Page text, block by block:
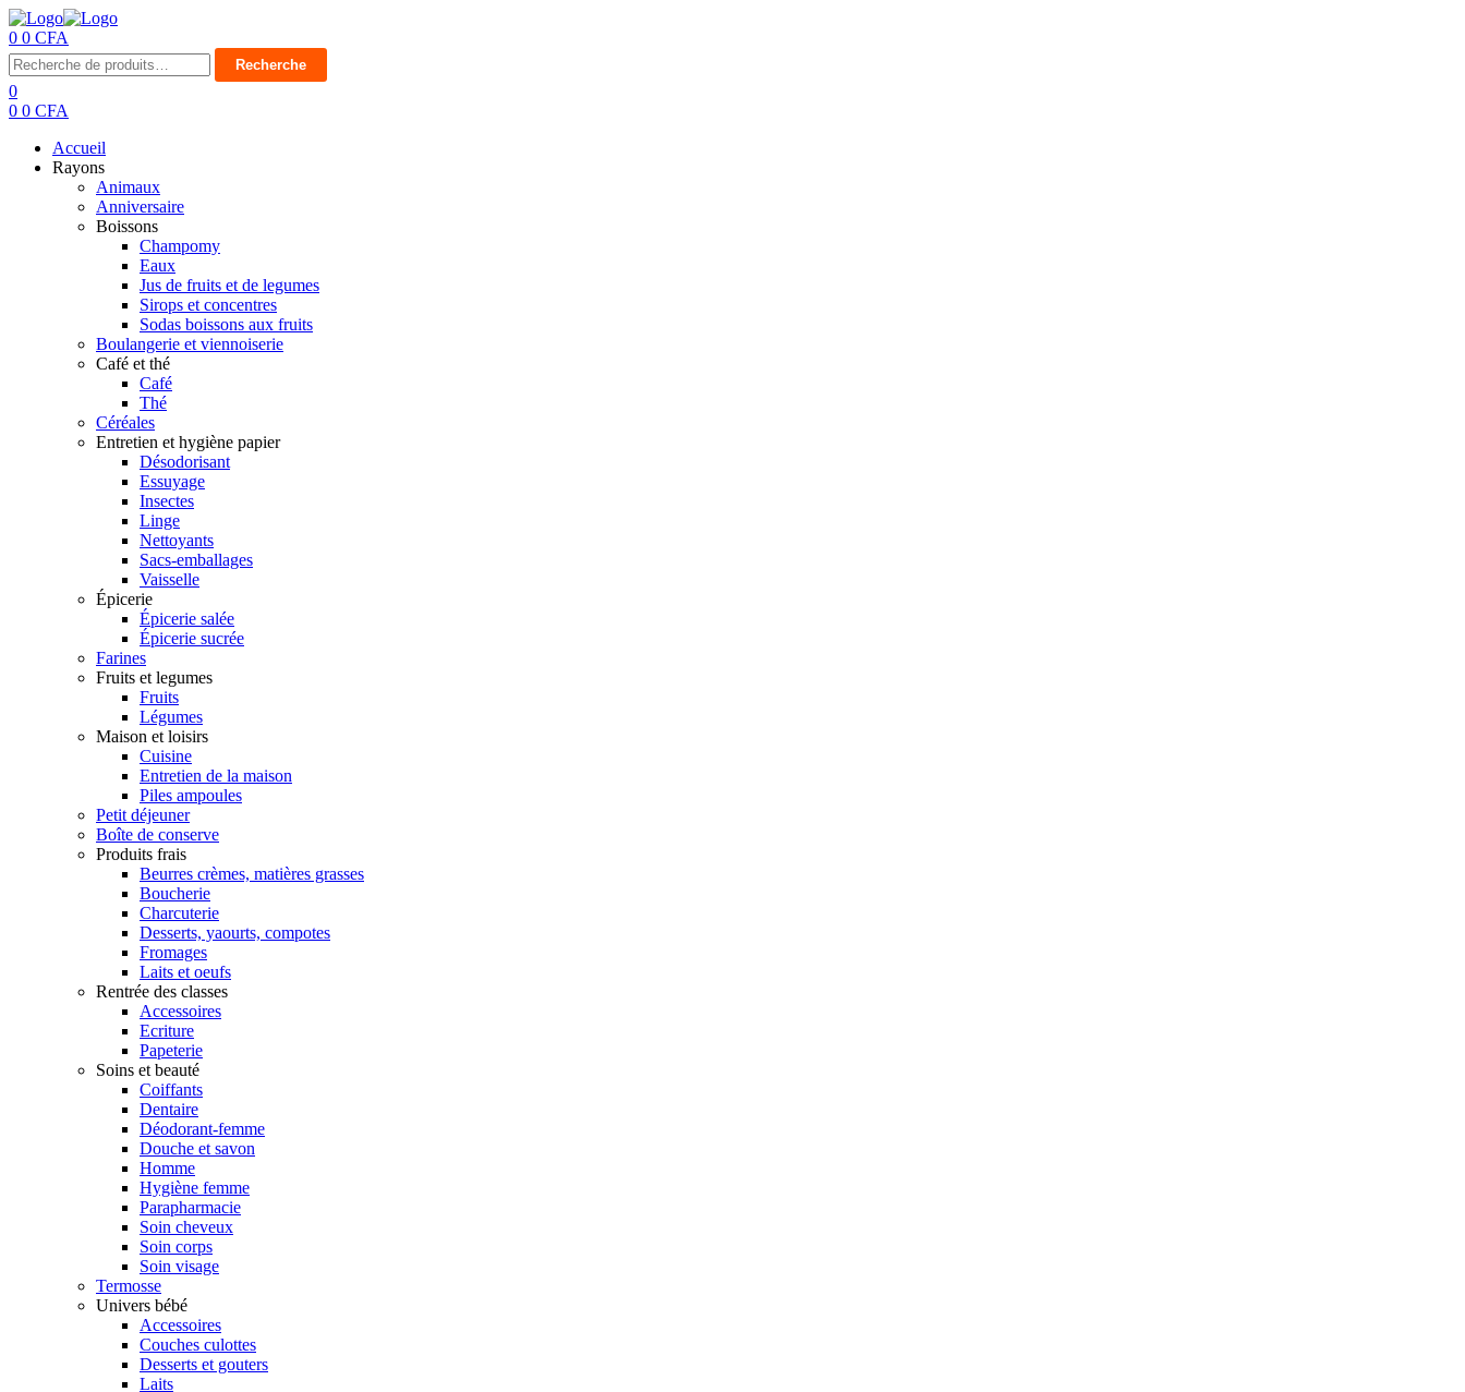
0 0 CFA
Menu
Recherche
pour :
Recherche
0
0 0 CFA
Accueil
Rayons
Animaux
Anniversaire
Boissons
Champomy
Eaux
Jus de fruits et de legumes
Sirops et concentres
Sodas boissons aux fruits
Boulangerie et viennoiserie
Café et thé
Café
Thé
Céréales
Entretien et hygiène papier
Désodorisant
Essuyage
Insectes
Linge
Nettoyants
Sacs-emballages
Vaisselle
Épicerie
Épicerie salée
Épicerie sucrée
Farines
Fruits et legumes
Fruits
Légumes
Maison et loisirs
Cuisine
Entretien de la maison
Piles ampoules
Petit déjeuner
Boîte de conserve
Produits frais
Beurres crèmes, matières grasses
Boucherie
Charcuterie
Desserts, yaourts, compotes
Fromages
Laits et oeufs
Rentrée des classes
Accessoires
Ecriture
Papeterie
Soins et beauté
Coiffants
Dentaire
Déodorant-femme
Douche et savon
Homme
Hygiène femme
Parapharmacie
Soin cheveux
Soin corps
Soin visage
Termosse
Univers bébé
Accessoires
Couches culottes
Desserts et gouters
Laits